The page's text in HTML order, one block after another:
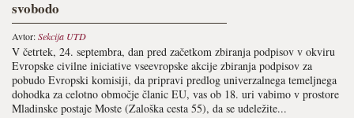
svobodo
Avtor:Sekcija UTD
V četrtek, 24. septembra, dan pred začetkom zbiranja podpisov v okviru
Evropske civilne iniciative vseevropske akcije zbiranja podpisov za
pobudo Evropski komisiji, da pripravi predlog univerzalnega temeljnega
dohodka za celotno območje članic EU, vas ob 18. uri vabimo v prostore
Mladinske postaje Moste (Zaloška cesta 55), da se udeležite...